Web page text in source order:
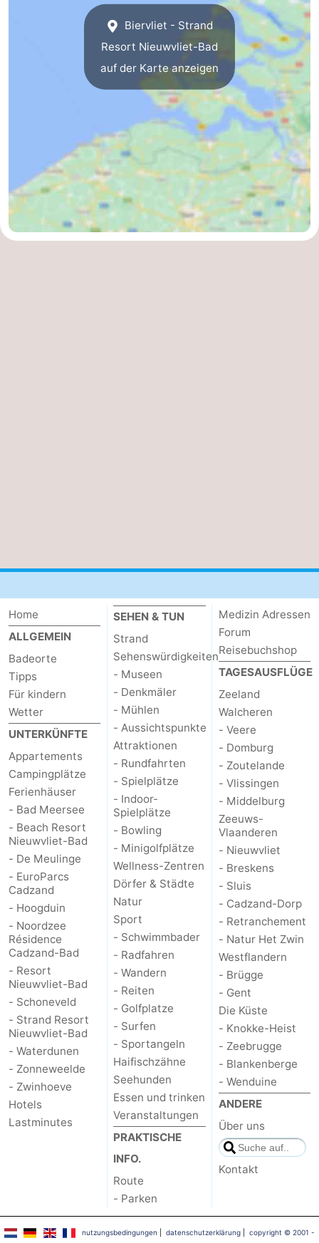
Biervliet - Strand
Resort Nieuwvliet-Bad
auf der Karte anzeigen
Home
ALLGEMEIN
Badeorte
Tipps
Für kindern
Wetter
UNTERKÜNFTE
Appartements
Campingplätze
Ferienhäuser
- Bad Meersee
- Beach Resort
Nieuwvliet-Bad
- De Meulinge
- EuroParcs
Cadzand
- Hoogduin
- Noordzee
Résidence
Cadzand-Bad
- Resort
Nieuwvliet-Bad
- Schoneveld
- Strand Resort
Nieuwvliet-Bad
- Waterdunen
- Zonneweelde
- Zwinhoeve
Hotels
Lastminutes
SEHEN & TUN
Strand
Sehenswürdigkeiten
- Museen
- Denkmäler
- Mühlen
- Aussichtspunkte
Attraktionen
- Rundfahrten
- Spielplätze
- Indoor-
Spielplätze
- Bowling
- Minigolfplätze
Wellness-Zentren
Dörfer & Städte
Natur
Sport
- Schwimmbader
- Radfahren
- Wandern
- Reiten
- Golfplatze
- Surfen
- Sportangeln
Haifischzähne
Seehunden
Essen und trinken
Veranstaltungen
PRAKTISCHE
INFO.
Route
- Parken
Medizin Adressen
Forum
Reisebuchshop
TAGESAUSFLÜGE
Zeeland
Walcheren
- Veere
- Domburg
- Zoutelande
- Vlissingen
- Middelburg
Zeeuws-
Vlaanderen
- Nieuwvliet
- Breskens
- Sluis
- Cadzand-Dorp
- Retranchement
- Natur Het Zwin
Westflandern
- Brügge
- Gent
Die Küste
- Knokke-Heist
- Zeebrugge
- Blankenberge
- Wenduine
ANDERE
Über uns
Kontakt
nutzungsbedingungen datenschutzerklärung| copyright © 2001 -